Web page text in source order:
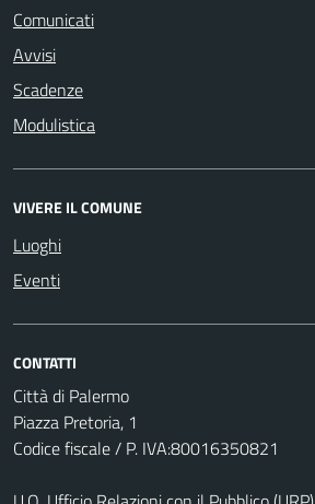
Comunicati
Avvisi
Scadenze
Modulistica
VIVERE IL COMUNE
Luoghi
Eventi
CONTATTI
Città di Palermo
Piazza Pretoria, 1
Codice fiscale / P. IVA:80016350821